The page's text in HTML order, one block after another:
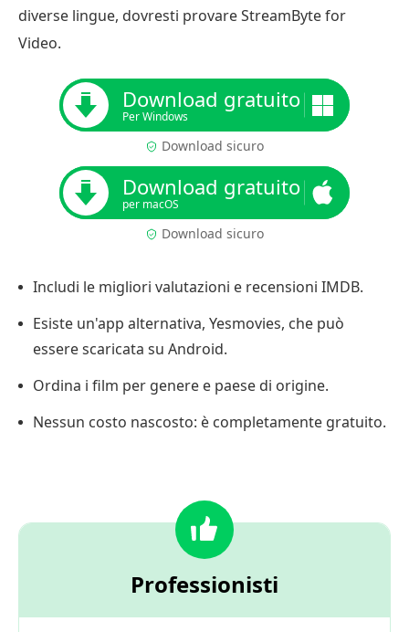
diverse lingue, dovresti provare StreamByte for
Video.
Download gratuito
Per Windows
Download sicuro
Download gratuito
per macOS
Download sicuro
Includi le migliori valutazioni e recensioni IMDB.
Esiste un'app alternativa, Yesmovies, che può
essere scaricata su Android.
Ordina i film per genere e paese di origine.
Nessun costo nascosto: è completamente gratuito.
Professionisti